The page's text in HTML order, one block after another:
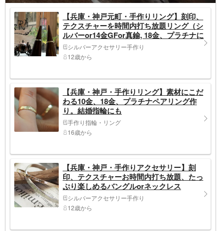
【兵庫・神戸元町・手作りリング】刻印、
テクスチャーを時間内打ち放題リング（シ
ルバーor14金GFor真鍮, 18金、プラチナに
アップグレード可））満席の場合プラン違
いで近くの三宮店へ
シルバーアクセサリー手作り
12歳から
【兵庫・神戸・手作りリング】素材にこだ
わる10金、18金、プラチナペアリング作
り。結婚指輪にも
手作り指輪・リング
16歳から
【兵庫・神戸・手作りアクセサリー】刻
印、テクスチャーお時間内打ち放題、たっ
ぷり楽しめるバングルorネックレス
シルバーアクセサリー手作り
12歳から